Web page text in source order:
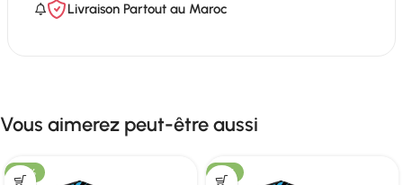
Livraison Partout au Maroc
Vous aimerez peut-être aussi
-25% -21%